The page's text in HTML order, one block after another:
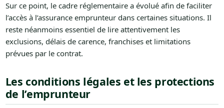
Sur ce point, le cadre réglementaire a évolué afin de faciliter
l’accès à l’assurance emprunteur dans certaines situations. Il
reste néanmoins essentiel de lire attentivement les
exclusions, délais de carence, franchises et limitations
prévues par le contrat.
Les conditions légales et les protections
de l’emprunteur